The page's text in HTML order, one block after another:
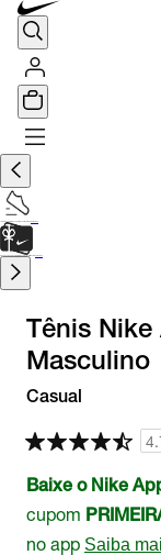
Tênis
Masculino
Casual
Baixe o Nike
cupom
no app Saiba